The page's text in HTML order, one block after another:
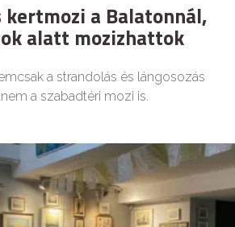
a Balatonnál,
alatt mozizhattok
a strandolás és lángosozás
a szabadtéri mozi is.